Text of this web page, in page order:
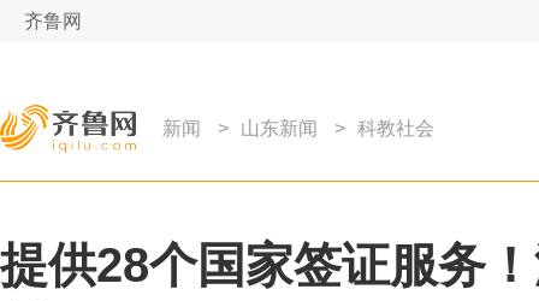
齐鲁网
新闻 > 山东新闻 > 科教社会
提供28个国家签证服务